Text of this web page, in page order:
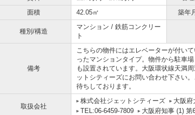
面積
42.05㎡ 築年
種別/構造
マンション / 鉄筋コンクリー
ト
備考
こちらの物件にはエレベーターが付い
ったマンションタイプ。物件から駐車
も設置されています。大阪環状線天満
ットシティーズにお問い合わせ下さい
待ちしております。
取扱会社
株式会社ジェットシティーズ
大阪府
TEL:06-6459-7809
大阪府知事 (1) 第